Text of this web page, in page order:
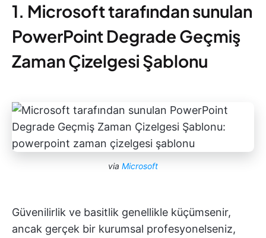
1. Microsoft tarafından sunulan
PowerPoint Degrade Geçmiş
Zaman Çizelgesi Şablonu
via Microsoft
Güvenilirlik ve basitlik genellikle küçümsenir,
ancak gerçek bir kurumsal profesyonelseniz,